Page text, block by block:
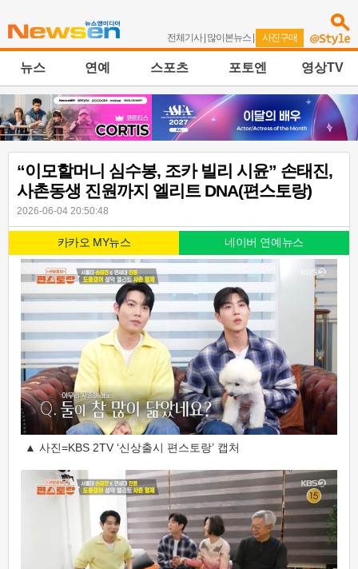
전체기사| 많이본뉴스 | 사진구매
뉴스 연예 스포츠 포토엔 영상TV
“이모할머니 심수봉, 조카 빌리 시윤” 손태진,
사촌동생 진원까지 엘리트 DNA(편스토랑)
2026-06-04 20:50:48
카카오 MY뉴스 네이버 연예뉴스
▲ 사진=KBS 2TV ‘신상출시 편스토랑’ 캡처